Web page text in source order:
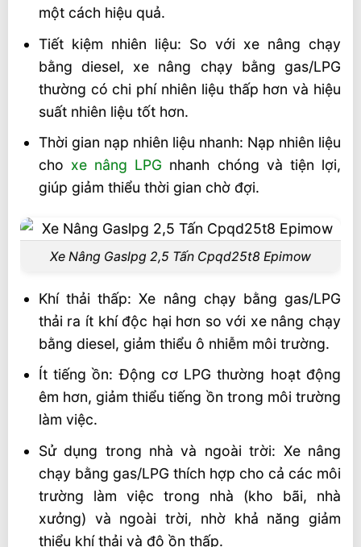
một cách hiệu quả.
Tiết kiệm nhiên liệu: So với xe nâng chạy
bằng diesel, xe nâng chạy bằng gas/LPG
thường có chi phí nhiên liệu thấp hơn và hiệu
suất nhiên liệu tốt hơn.
Thời gian nạp nhiên liệu nhanh: Nạp nhiên liệu
cho xe nâng LPG nhanh chóng và tiện lợi,
giúp giảm thiểu thời gian chờ đợi.
Xe Nâng Gaslpg 2,5 Tấn Cpqd25t8 Epimow
Khí thải thấp: Xe nâng chạy bằng gas/LPG
thải ra ít khí độc hại hơn so với xe nâng chạy
bằng diesel, giảm thiểu ô nhiễm môi trường.
Ít tiếng ồn: Động cơ LPG thường hoạt động
êm hơn, giảm thiểu tiếng ồn trong môi trường
làm việc.
Sử dụng trong nhà và ngoài trời: Xe nâng
chạy bằng gas/LPG thích hợp cho cả các môi
trường làm việc trong nhà (kho bãi, nhà
xưởng) và ngoài trời, nhờ khả năng giảm
thiểu khí thải và độ ồn thấp.